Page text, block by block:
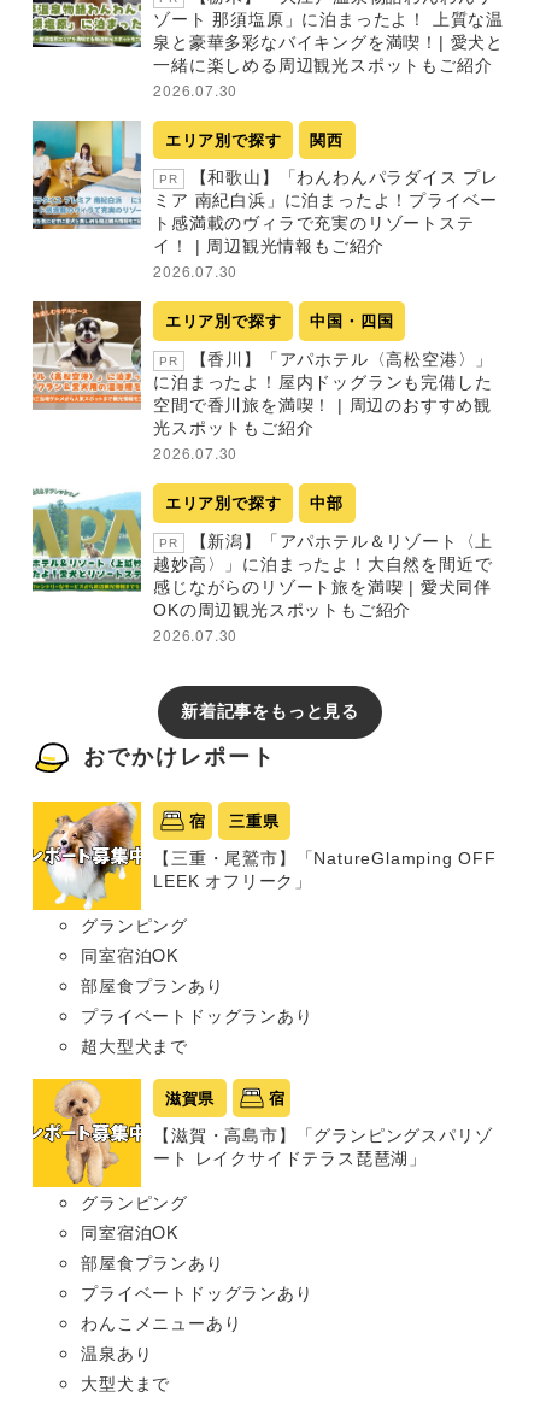
ゾート 那須塩原」に泊まったよ！ 上質な温
泉と豪華多彩なバイキングを満喫！| 愛犬と
一緒に楽しめる周辺観光スポットもご紹介
2026.07.30
エリア別で探す 関西
PR
【和歌山】「わんわんパラダイス プレ
ミア 南紀白浜」に泊まったよ！プライベー
ト感満載のヴィラで充実のリゾートステ
イ！ | 周辺観光情報もご紹介
2026.07.30
エリア別で探す 中国・四国
PR
【香川】「アパホテル〈高松空港〉」
に泊まったよ！屋内ドッグランも完備した
空間で香川旅を満喫！ | 周辺のおすすめ観
光スポットもご紹介
2026.07.30
エリア別で探す 中部
PR
【新潟】「アパホテル＆リゾート〈上
越妙高〉」に泊まったよ！大自然を間近で
感じながらのリゾート旅を満喫 | 愛犬同伴
OKの周辺観光スポットもご紹介
2026.07.30
新着記事をもっと見る
おでかけレポート
宿 三重県
【三重・尾鷲市】「NatureGlamping OFF
LEEK オフリーク」
グランピング
同室宿泊OK
部屋食プランあり
プライベートドッグランあり
超大型犬まで
滋賀県 宿
【滋賀・高島市】「グランピングスパリゾ
ート レイクサイドテラス琵琶湖」
グランピング
同室宿泊OK
部屋食プランあり
プライベートドッグランあり
わんこメニューあり
温泉あり
大型犬まで